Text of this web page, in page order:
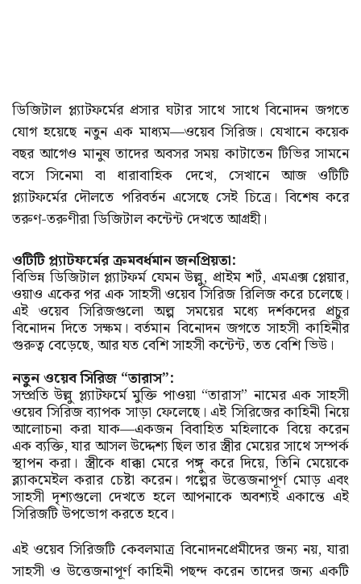
ডিজিটাল প্ল্যাটফর্মের প্রসার ঘটার সাথে সাথে বিনোদন জগতে
যোগ হয়েছে নতুন এক মাধ্যম—ওয়েব সিরিজ। যেখানে কয়েক
বছর আগেও মানুষ তাদের অবসর সময় কাটাতেন টিভির সামনে
বসে সিনেমা বা ধারাবাহিক দেখে, সেখানে আজ ওটিটি
প্ল্যাটফর্মের দৌলতে পরিবর্তন এসেছে সেই চিত্রে। বিশেষ করে
তরুণ-তরুণীরা ডিজিটাল কন্টেন্ট দেখতে আগ্রহী।
ওটিটি প্ল্যাটফর্মের ক্রমবর্ধমান জনপ্রিয়তা:
বিভিন্ন ডিজিটাল প্ল্যাটফর্ম যেমন উল্লু, প্রাইম শর্ট, এমএক্স প্লেয়ার,
ওয়াও একের পর এক সাহসী ওয়েব সিরিজ রিলিজ করে চলেছে।
এই ওয়েব সিরিজগুলো অল্প সময়ের মধ্যে দর্শকদের প্রচুর
বিনোদন দিতে সক্ষম। বর্তমান বিনোদন জগতে সাহসী কাহিনীর
গুরুত্ব বেড়েছে, আর যত বেশি সাহসী কন্টেন্ট, তত বেশি ভিউ।
নতুন ওয়েব সিরিজ “তারাস”:
সম্প্রতি উল্লু প্ল্যাটফর্মে মুক্তি পাওয়া “তারাস” নামের এক সাহসী
ওয়েব সিরিজ ব্যাপক সাড়া ফেলেছে। এই সিরিজের কাহিনী নিয়ে
আলোচনা করা যাক—একজন বিবাহিত মহিলাকে বিয়ে করেন
এক ব্যক্তি, যার আসল উদ্দেশ্য ছিল তার স্ত্রীর মেয়ের সাথে সম্পর্ক
স্থাপন করা। স্ত্রীকে ধাক্কা মেরে পঙ্গু করে দিয়ে, তিনি মেয়েকে
ব্ল্যাকমেইল করার চেষ্টা করেন। গল্পের উত্তেজনাপূর্ণ মোড় এবং
সাহসী দৃশ্যগুলো দেখতে হলে আপনাকে অবশ্যই একান্তে এই
সিরিজটি উপভোগ করতে হবে।
এই ওয়েব সিরিজটি কেবলমাত্র বিনোদনপ্রেমীদের জন্য নয়, যারা
সাহসী ও উত্তেজনাপূর্ণ কাহিনী পছন্দ করেন তাদের জন্য একটি